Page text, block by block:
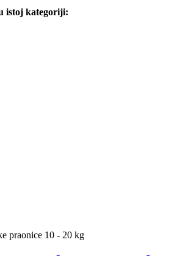
istoj kategoriji:
praonice 10 - 20 kg